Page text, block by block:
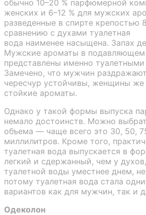
обычно 10–20 % парфюмерной
женских и 6–12 % для мужских
разведенные в спирте крепостью
сравнению с духами туалетная
вода наименее насыщена. Запах
Мужские ароматы в подавляющем
представлены именно
Замечено, что мужчин
чересчур устойчивы, женщины же
стойкие ароматы.
Однако у такой формы выпуска
немало достоинств. Можно
объема — чаще всего это 30, 50,
миллилитров. Кроме того,
туалетная вода выпускается в
легкий и сдержанный, чем у
туалетной воды уместнее днем,
потому туалетная вода стала
вариантов как для мужчин, так и
Одеколон